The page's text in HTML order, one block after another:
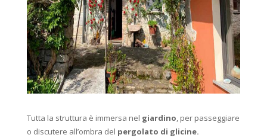
Tutta la struttura è immersa nel giardino, per passeggiare
o discutere all’ombra del pergolato di glicine.